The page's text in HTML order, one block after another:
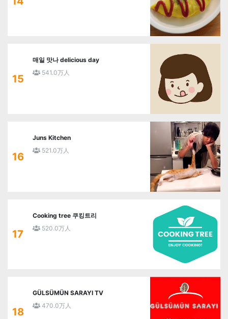
15
매일 맛나 delicious day
541.0万人
16
Juns Kitchen
521.0万人
17
Cooking tree 쿠킹트리
520.0万人
18
GÜLSÜMÜN SARAYI TV
470.0万人